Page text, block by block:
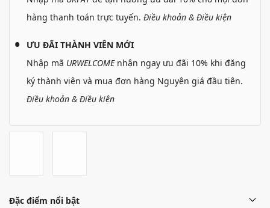
hàng thanh toán trực tuyến. Điều khoản & Điều kiện
ƯU ĐÃI THÀNH VIÊN MỚI
Nhập mã URWELCOMEnhận ngay ưu đãi 10% khi đăng
ký thành viên và mua đơn hàng Nguyên giá đầu tiên.
Điều khoản & Điều kiện
Đặc điểm nổi bật